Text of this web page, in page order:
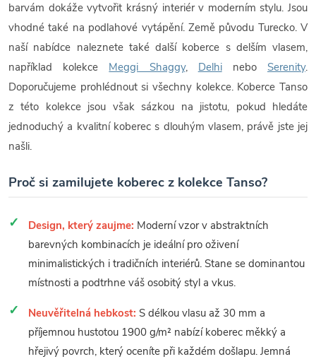
barvám dokáže vytvořit krásný interiér v moderním stylu. Jsou
vhodné také na podlahové vytápění. Země původu Turecko. V
naší nabídce naleznete také další koberce s delším vlasem,
například kolekce Meggi Shaggy, Delhinebo Serenity.
Doporučujeme prohlédnout si všechny kolekce. Koberce Tanso
z této kolekce jsou však sázkou na jistotu, pokud hledáte
jednoduchý a kvalitní koberec s dlouhým vlasem, právě jste jej
našli.
Proč si zamilujete koberec z kolekce Tanso?
Design, který zaujme: Moderní vzor v abstraktních
barevných kombinacích je ideální pro oživení
minimalistických i tradičních interiérů. Stane se dominantou
místnosti a podtrhne váš osobitý styl a vkus.
Neuvěřitelná hebkost: S délkou vlasu až 30 mm a
příjemnou hustotou 1900 g/m² nabízí koberec měkký a
hřejivý povrch, který oceníte při každém došlapu. Jemná